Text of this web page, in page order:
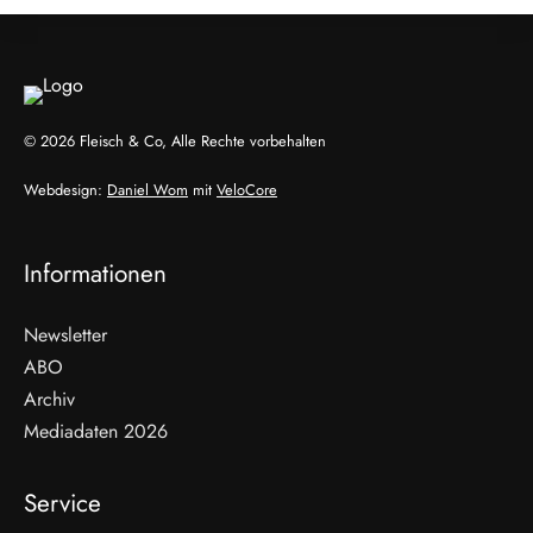
© 2026 Fleisch & Co, Alle Rechte vorbehalten
Webdesign: Daniel Wom mit VeloCore
Informationen
Newsletter
ABO
Archiv
Mediadaten 2026
Service